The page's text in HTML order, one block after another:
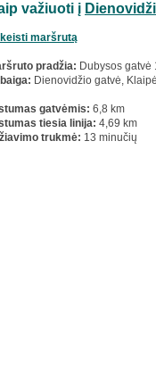
važiuoti į
maršrutą
pradžia: Dubysos
Dienovidžio gatvė,
gatvėmis: 6,8 km
tiesia linija: 4,69 km
trukmė: 13 minučių